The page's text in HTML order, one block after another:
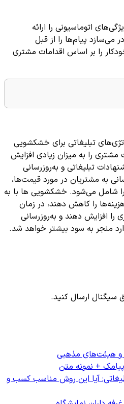
اتوماسیونی را ارائه
پیام‌ها را از قبل
را بر اساس اقدامات مشتری
تبلیغاتی برای خشکشویی
مشتری را به میزان زیادی افزایش
تبلیغاتی و به‌روزرسانی
به مشتریان در مورد قیمت‌ها،
شامل می‌شود. خشکشویی ها با به
را کاهش دهند، در زمان
افزایش دهند و به‌روزرسانی
منجر به سود بیشتر خواهد شد.
سیگنال ارسال کنید.
و هیئت‌های مذهبی
+ نمونه متن
آیا این روش مناسب کسب و